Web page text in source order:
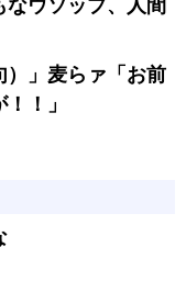
ウソップ、人間
）」麦らァ「お前
！」